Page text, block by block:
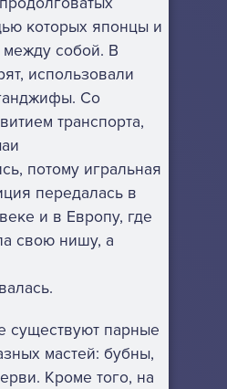
которых японцы и
между собой. В
использовали
Со
транспорта,
потому игральная
передалась в
и в Европу, где
свою нишу, а
существуют парные
мастей: бубны,
Кроме того, на